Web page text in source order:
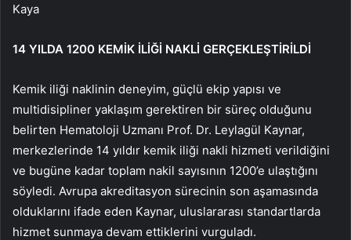
Kaya
14 YILDA 1200 KEMİK İLİĞİ NAKLİ GERÇEKLEŞTİRİLDİ
Kemik iliği naklinin deneyim, güçlü ekip yapısı ve
multidisipliner yaklaşım gerektiren bir süreç olduğunu
belirten Hematoloji Uzmanı Prof. Dr. Leylagül Kaynar,
merkezlerinde 14 yıldır kemik iliği nakli hizmeti verildiğini
ve bugüne kadar toplam nakil sayısının 1200’e ulaştığını
söyledi. Avrupa akreditasyon sürecinin son aşamasında
olduklarını ifade eden Kaynar, uluslararası standartlarda
hizmet sunmaya devam ettiklerini vurguladı.